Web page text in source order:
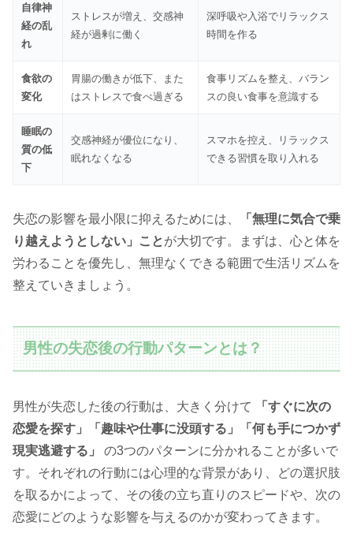
自律神
経の乱
れ
ストレスが増え、交感神
経が過剰に働く
深呼吸や入浴でリラックス
時間を作る
食欲の
変化
胃腸の働きが低下、また
はストレスで食べ過ぎる
食事リズムを整え、バラン
スの良い食事を意識する
睡眠の
質の低
下
交感神経が優位になり、
眠れなくなる
スマホを控え、リラックス
できる習慣を取り入れる
失恋の影響を最小限に抑えるためには、
「無理に気合で乗
り越えようとしない」ことが大切です。まずは、心と体を
労わることを優先し、無理なくできる範囲で生活リズムを
整えていきましょう。
男性の失恋後の行動パターンとは？
男性が失恋した後の行動は、大きく分けて
「すぐに次の
恋愛を探す」「趣味や仕事に没頭する」「何も手につかず
現実逃避する」
の3つのパターンに分かれることが多いで
す。それぞれの行動には心理的な背景があり、どの選択肢
を取るかによって、その後の立ち直りのスピードや、次の
恋愛にどのような影響を与えるのかが変わってきます。